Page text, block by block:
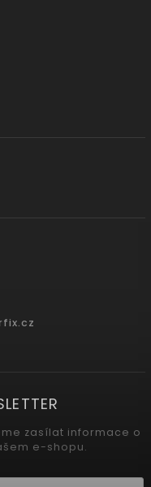
zasílat informace o
e-shopu.